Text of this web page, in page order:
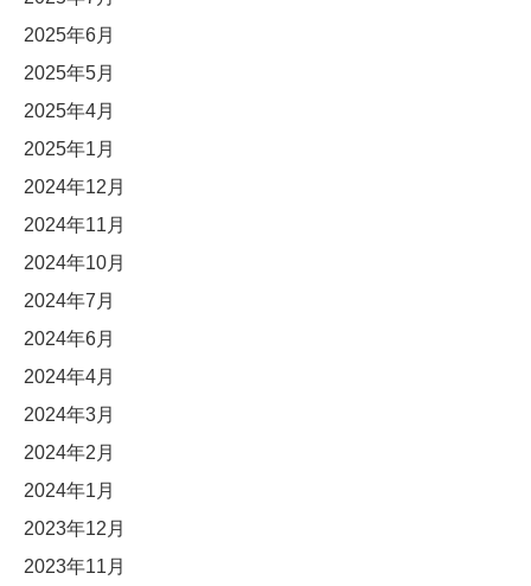
2025年6月
2025年5月
2025年4月
2025年1月
2024年12月
2024年11月
2024年10月
2024年7月
2024年6月
2024年4月
2024年3月
2024年2月
2024年1月
2023年12月
2023年11月